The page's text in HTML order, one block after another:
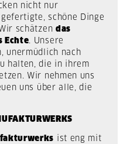
nicht nur
schöne Dinge
schätzen das
Echte. Unsere
unermüdlich nach
halten, die in ihrem
Wir nehmen uns
uns über alle, die
ist eng mit